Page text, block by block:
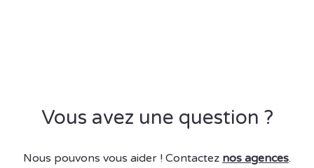
Vous avez une question ?
Nous pouvons vous aider ! Contactez nos agences.